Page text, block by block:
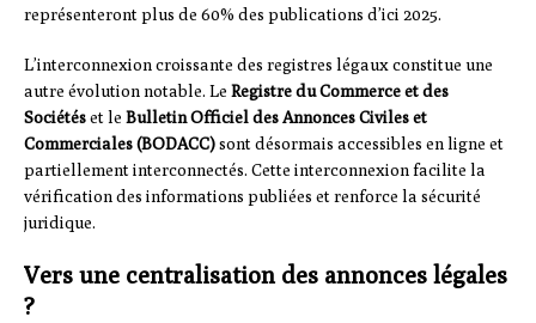
représenteront plus de 60% des publications d’ici 2025.
L’interconnexion croissante des registres légaux constitue une
autre évolution notable. Le Registre du Commerce et des
Sociétéset le Bulletin Officiel des Annonces Civiles et
Commerciales (BODACC)sont désormais accessibles en ligne et
partiellement interconnectés. Cette interconnexion facilite la
vérification des informations publiées et renforce la sécurité
juridique.
Vers une centralisation des annonces légales
?